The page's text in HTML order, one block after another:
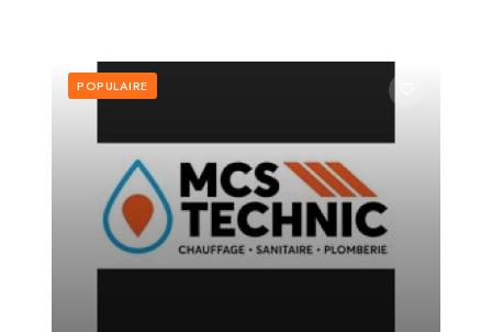
POPULAIRE